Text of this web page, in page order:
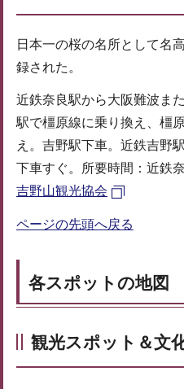
日本一の桜の名所として名
録された。
近鉄奈良駅から大阪難波ま
駅で橿原線に乗り換え、橿
え。吉野駅下車。近鉄吉野
下車すぐ。所要時間：近鉄
吉野山観光協会
ページの先頭へ戻る
各スポットの地図
観光スポット＆文